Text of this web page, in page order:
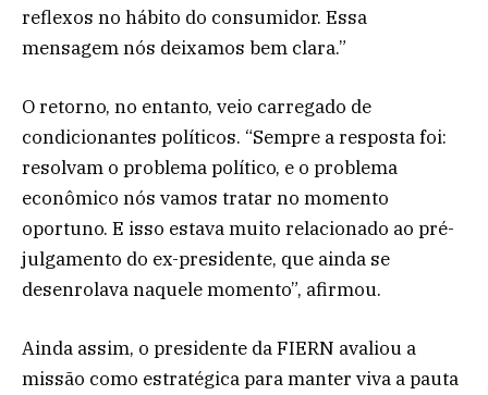
reflexos no hábito do consumidor. Essa
mensagem nós deixamos bem clara.”
O retorno, no entanto, veio carregado de
condicionantes políticos. “Sempre a resposta foi:
resolvam o problema político, e o problema
econômico nós vamos tratar no momento
oportuno. E isso estava muito relacionado ao pré-
julgamento do ex-presidente, que ainda se
desenrolava naquele momento”, afirmou.
Ainda assim, o presidente da FIERN avaliou a
missão como estratégica para manter viva a pauta